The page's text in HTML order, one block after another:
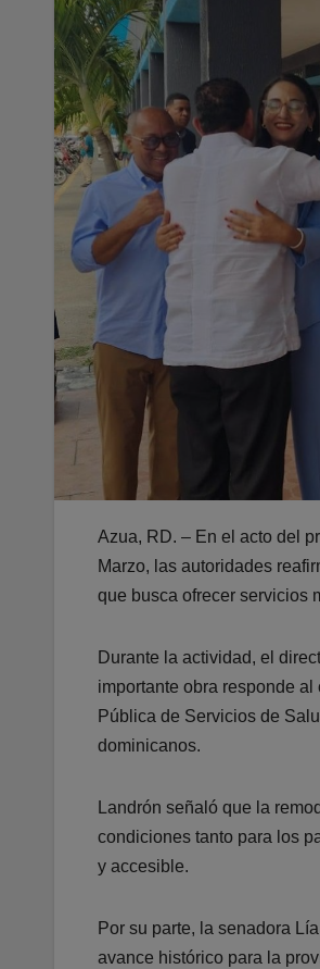
Azua, RD. – En el acto del
Marzo, las autoridades
que busca ofrecer servicios
Durante la actividad, el
importante obra responde
Pública de Servicios de
dominicanos.
Landrón señaló que la
condiciones tanto para los
y accesible.
Por su parte, la senadora
avance histórico para la